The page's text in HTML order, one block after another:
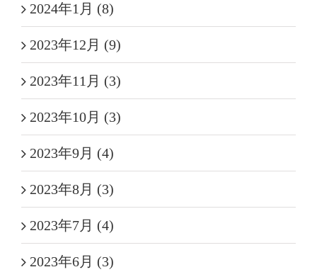
2024年1月 (8)
2023年12月 (9)
2023年11月 (3)
2023年10月 (3)
2023年9月 (4)
2023年8月 (3)
2023年7月 (4)
2023年6月 (3)